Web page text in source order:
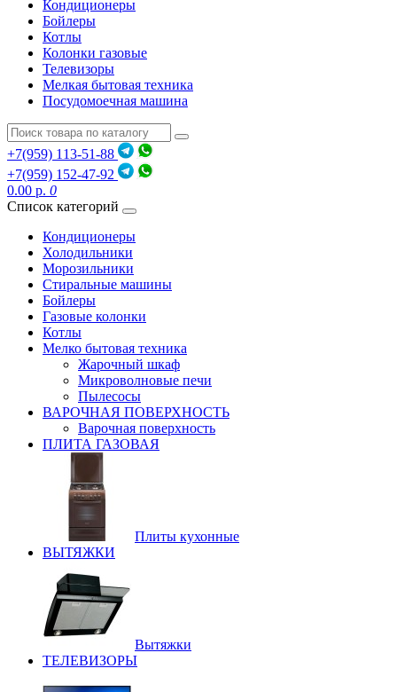
Кондиционеры
Бойлеры
Котлы
Колонки газовые
Телевизоры
Мелкая бытовая техника
Посудомоечная машина
+7(959) 113-51-88
+7(959) 152-47-92
0.00 р. 0
Список категорий
Кондиционеры
Холодильники
Морозильники
Стиральные машины
Бойлеры
Газовые колонки
Котлы
Мелко бытовая техника
Жарочный шкаф
Микроволновые печи
Пылесосы
ВАРОЧНАЯ ПОВЕРХНОСТЬ
Варочная поверхность
ПЛИТА ГАЗОВАЯ
Плиты кухонные
ВЫТЯЖКИ
Вытяжки
ТЕЛЕВИЗОРЫ